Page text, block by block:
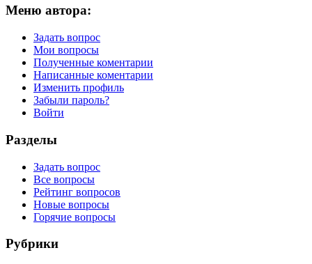
Меню автора:
Задать вопрос
Мои вопросы
Полученные коментарии
Написанные коментарии
Изменить профиль
Забыли пароль?
Войти
Разделы
Задать вопрос
Все вопросы
Рейтинг вопросов
Новые вопросы
Горячие вопросы
Рубрики